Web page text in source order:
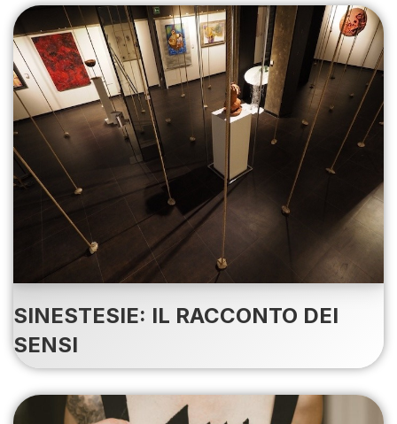
SINESTESIE: IL RACCONTO DEI
SENSI